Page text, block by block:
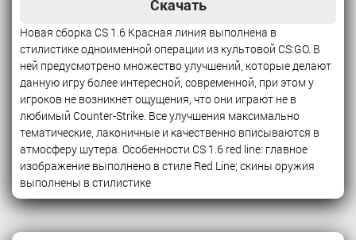
Скачать
Новая сборка CS 1.6 Красная линия выполнена в
стилистике одноименной операции из культовой CS:GO. В
ней предусмотрено множество улучшений, которые делают
данную игру более интересной, современной, при этом у
игроков не возникнет ощущения, что они играют не в
любимый Counter-Strike. Все улучшения максимально
тематические, лаконичные и качественно вписываются в
атмосферу шутера. Особенности CS 1.6 red line: главное
изображение выполнено в стиле Red Line; скины оружия
выполнены в стилистике